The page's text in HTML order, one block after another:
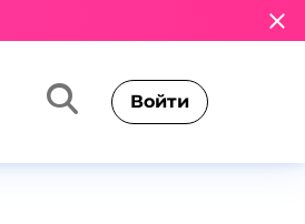
Войти